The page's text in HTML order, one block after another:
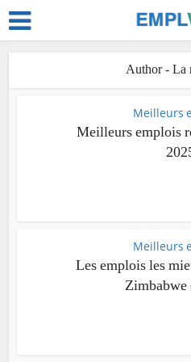
Author - La
Meilleurs
Meilleurs emplois
Meilleurs
Les emplois les
Zimbabwe